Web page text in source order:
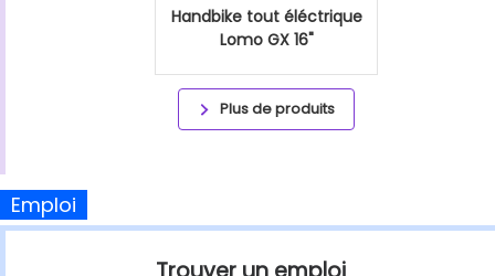
Handbike tout éléctrique
Lomo GX 16"
Plus de produits
Emploi